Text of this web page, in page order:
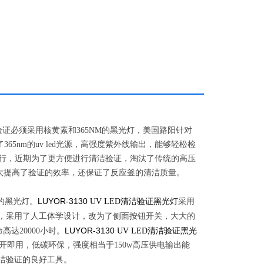
必须采用核黄素和365NM的黑光灯，美国路阳针对
的uv led光源，高强度紫外线输出，能够轻松检
，近期为了更方便进行清洁验证，淘汰了传统的高压
高了验证的效率，还保证了反应釜的清洁质量。
光灯。 LUYOR-3130 UV LED清洁验证黑光灯采用
采用了人工体学设计，改为了侧面按钮开关，大大的
达20000小时。 LUYOR-3130 UV LED清洁验证黑光
即用，低碳环保，强度相当于150w高压供电输出能
验证的良好工具。